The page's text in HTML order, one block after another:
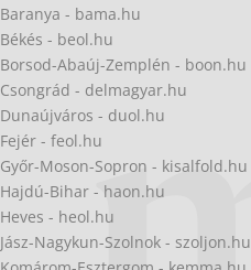
Baranya - bama.hu
Békés - beol.hu
Borsod-Abaúj-Zemplén - boon.hu
Csongrád - delmagyar.hu
Dunaújváros - duol.hu
Fejér - feol.hu
Győr-Moson-Sopron - kisalfold.hu
Hajdú-Bihar - haon.hu
Heves - heol.hu
Jász-Nagykun-Szolnok - szoljon.hu